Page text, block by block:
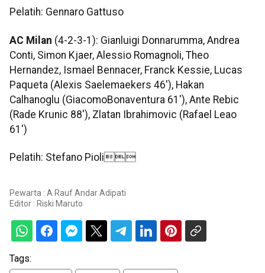
Pelatih: Gennaro Gattuso
AC Milan (4-2-3-1): Gianluigi Donnarumma, Andrea
Conti, Simon Kjaer, Alessio Romagnoli, Theo
Hernandez, Ismael Bennacer, Franck Kessie, Lucas
Paqueta (Alexis Saelemaekers 46'), Hakan
Calhanoglu (GiacomoBonaventura 61'), Ante Rebic
(Rade Krunic 88'), Zlatan Ibrahimovic (Rafael Leao
61')
Pelatih: Stefano Pioli
Pewarta : A Rauf Andar Adipati
Editor : Riski Maruto
Tags: